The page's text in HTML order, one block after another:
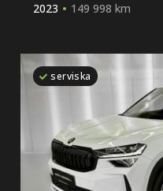
2023 149 998 km
serviska